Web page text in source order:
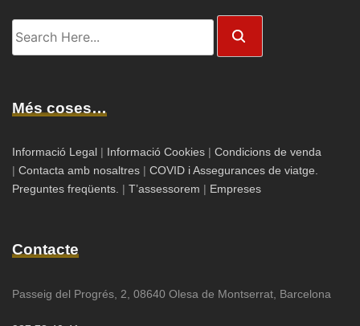
Search
Més coses…
Informació Legal | Informació Cookies | Condicions de venda
| Contacta amb nosaltres | COVID i Assegurances de viatge.
Preguntes freqüents. | T’assessorem | Empreses
Contacte
Passeig del Progrés, 2, 08640 Olesa de Montserrat, Barcelona